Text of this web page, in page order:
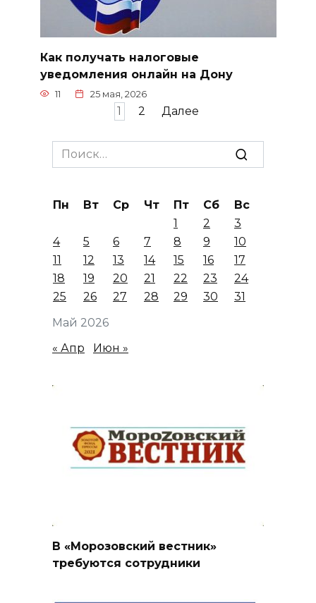
Как получать налоговые
уведомления онлайн на Дону
11 25 мая, 2026
1 2 Далее
Search
for:
Май 2026
Пн Вт Ср Чт Пт Сб
Вс
1
2
3
4
5 6 7 8 9
10
11
12 13 14 15 16
17
18
19 20 21 22 23
24
25
26 27 28 29 30 31
« Апр Июн »
В «Морозовский вестник»
требуются сотрудники